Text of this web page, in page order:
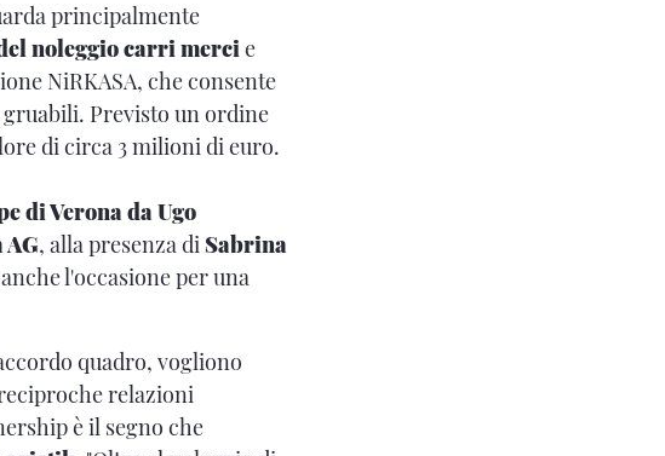
principalmente
noleggio carri mercie
NiRKASA, che consente
Previsto un ordine
di circa 3 milioni di euro.
di Verona da Ugo
AG, alla presenza di Sabrina
l'occasione per una
quadro, vogliono
relazioni
è il segno che